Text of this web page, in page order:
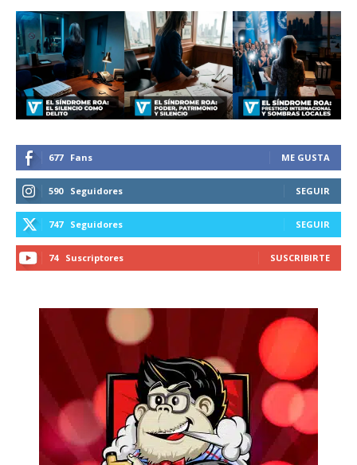
tobacco harm reduction in your email.
SUBSCRIBIRSE
677 Fans ME GUSTA
590 Seguidores SEGUIR
747 Seguidores SEGUIR
74 Suscriptores SUSCRIBIRTE